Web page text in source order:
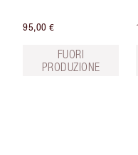
95,00 €
FUORI
PRODUZIONE